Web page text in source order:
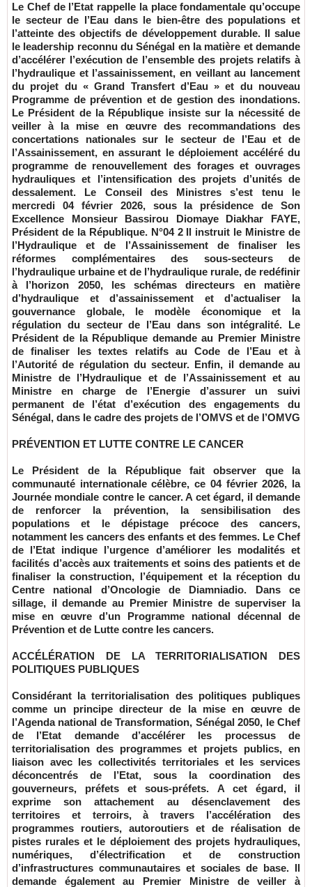
Le Chef de l’Etat rappelle la place fondamentale qu’occupe
le secteur de l’Eau dans le bien-être des populations et
l’atteinte des objectifs de développement durable. Il salue
le leadership reconnu du Sénégal en la matière et demande
d’accélérer l’exécution de l’ensemble des projets relatifs à
l’hydraulique et l’assainissement, en veillant au lancement
du projet du « Grand Transfert d’Eau » et du nouveau
Programme de prévention et de gestion des inondations.
Le Président de la République insiste sur la nécessité de
veiller à la mise en œuvre des recommandations des
concertations nationales sur le secteur de l’Eau et de
l’Assainissement, en assurant le déploiement accéléré du
programme de renouvellement des forages et ouvrages
hydrauliques et l’intensification des projets d’unités de
dessalement. Le Conseil des Ministres s’est tenu le
mercredi 04 février 2026, sous la présidence de Son
Excellence Monsieur Bassirou Diomaye Diakhar FAYE,
Président de la République. N°04 2 Il instruit le Ministre de
l’Hydraulique et de l’Assainissement de finaliser les
réformes complémentaires des sous-secteurs de
l’hydraulique urbaine et de l’hydraulique rurale, de redéfinir
à l’horizon 2050, les schémas directeurs en matière
d’hydraulique et d’assainissement et d’actualiser la
gouvernance globale, le modèle économique et la
régulation du secteur de l’Eau dans son intégralité. Le
Président de la République demande au Premier Ministre
de finaliser les textes relatifs au Code de l’Eau et à
l’Autorité de régulation du secteur. Enfin, il demande au
Ministre de l’Hydraulique et de l’Assainissement et au
Ministre en charge de l’Energie d’assurer un suivi
permanent de l’état d’exécution des engagements du
Sénégal, dans le cadre des projets de l’OMVS et de l’OMVG
PRÉVENTION ET LUTTE CONTRE LE CANCER
Le Président de la République fait observer que la
communauté internationale célèbre, ce 04 février 2026, la
Journée mondiale contre le cancer. A cet égard, il demande
de renforcer la prévention, la sensibilisation des
populations et le dépistage précoce des cancers,
notamment les cancers des enfants et des femmes. Le Chef
de l’Etat indique l’urgence d’améliorer les modalités et
facilités d’accès aux traitements et soins des patients et de
finaliser la construction, l’équipement et la réception du
Centre national d’Oncologie de Diamniadio. Dans ce
sillage, il demande au Premier Ministre de superviser la
mise en œuvre d’un Programme national décennal de
Prévention et de Lutte contre les cancers.
ACCÉLÉRATION DE LA TERRITORIALISATION DES
POLITIQUES PUBLIQUES
Considérant la territorialisation des politiques publiques
comme un principe directeur de la mise en œuvre de
l’Agenda national de Transformation, Sénégal 2050, le Chef
de l’Etat demande d’accélérer les processus de
territorialisation des programmes et projets publics, en
liaison avec les collectivités territoriales et les services
déconcentrés de l’Etat, sous la coordination des
gouverneurs, préfets et sous-préfets. A cet égard, il
exprime son attachement au désenclavement des
territoires et terroirs, à travers l’accélération des
programmes routiers, autoroutiers et de réalisation de
pistes rurales et le déploiement des projets hydrauliques,
numériques, d’électrification et de construction
d’infrastructures communautaires et sociales de base. Il
demande également au Premier Ministre de veiller à